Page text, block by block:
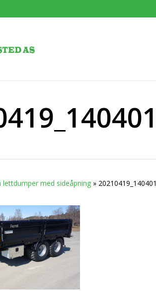
lettdumper med sideåpning » 20210419_140401